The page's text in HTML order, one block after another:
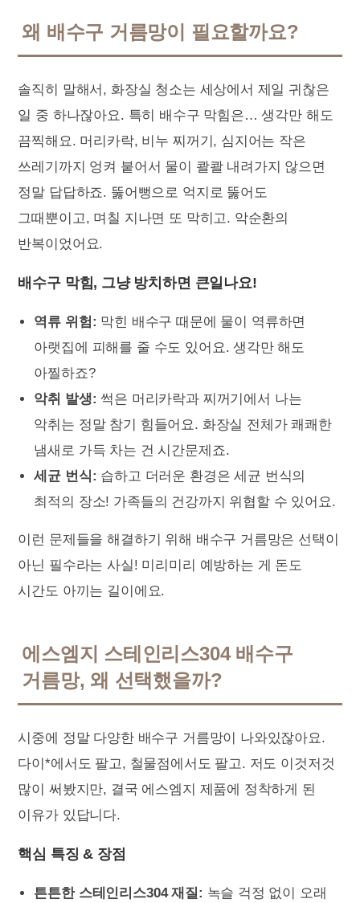
왜 배수구 거름망이 필요할까요?
솔직히 말해서, 화장실 청소는 세상에서 제일 귀찮은
일 중 하나잖아요. 특히 배수구 막힘은… 생각만 해도
끔찍해요. 머리카락, 비누 찌꺼기, 심지어는 작은
쓰레기까지 엉켜 붙어서 물이 콸콸 내려가지 않으면
정말 답답하죠. 뚫어뻥으로 억지로 뚫어도
그때뿐이고, 며칠 지나면 또 막히고. 악순환의
반복이었어요.
배수구 막힘, 그냥 방치하면 큰일나요!
역류 위험: 막힌 배수구 때문에 물이 역류하면
아랫집에 피해를 줄 수도 있어요. 생각만 해도
아찔하죠?
악취 발생: 썩은 머리카락과 찌꺼기에서 나는
악취는 정말 참기 힘들어요. 화장실 전체가 쾌쾌한
냄새로 가득 차는 건 시간문제죠.
세균 번식: 습하고 더러운 환경은 세균 번식의
최적의 장소! 가족들의 건강까지 위협할 수 있어요.
이런 문제들을 해결하기 위해 배수구 거름망은 선택이
아닌 필수라는 사실! 미리미리 예방하는 게 돈도
시간도 아끼는 길이에요.
에스엠지 스테인리스304 배수구
거름망, 왜 선택했을까?
시중에 정말 다양한 배수구 거름망이 나와있잖아요.
다이*에서도 팔고, 철물점에서도 팔고. 저도 이것저것
많이 써봤지만, 결국 에스엠지 제품에 정착하게 된
이유가 있답니다.
핵심 특징 & 장점
튼튼한 스테인리스304 재질: 녹슬 걱정 없이 오래